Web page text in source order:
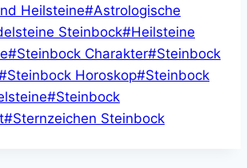
Heilsteine#Astrologische
Steinbock#Heilsteine
#Steinbock Charakter#Steinbock
Steinbock Horoskop#Steinbock
#Steinbock
#Sternzeichen Steinbock